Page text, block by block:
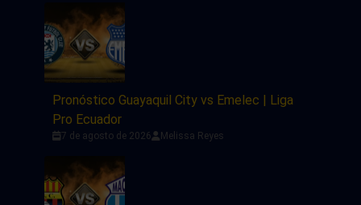
Pronóstico Guayaquil City vs Emelec | Liga
Pro Ecuador
7 de agosto de 2026 Melissa Reyes